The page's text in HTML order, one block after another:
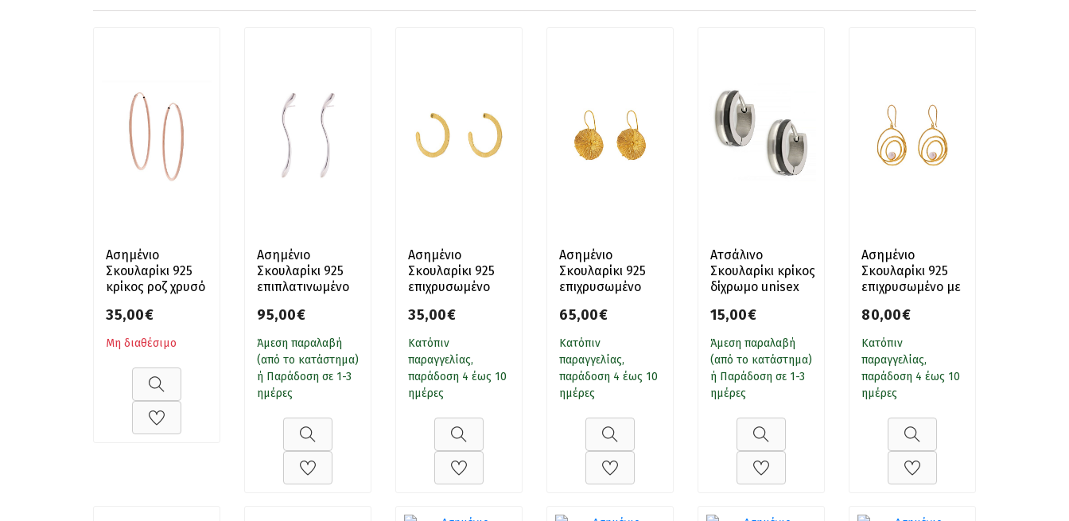
Ασημένιο
Σκουλαρίκι 925
κρίκος ροζ χρυσό
35,00€
Μη διαθέσιμο
Ασημένιο
Σκουλαρίκι 925
επιπλατινωμένο
σταγόνες
95,00€
Άμεση παραλαβή
(από το κατάστημα)
ή Παράδοση σε 1-3
ημέρες
Ασημένιο
Σκουλαρίκι 925
επιχρυσωμένο
35,00€
Κατόπιν
παραγγελίας,
παράδοση 4 έως 10
ημέρες
Ασημένιο
Σκουλαρίκι 925
επιχρυσωμένο
κρεμαστό βυθός
65,00€
Κατόπιν
παραγγελίας,
παράδοση 4 έως 10
ημέρες
Ατσάλινο
Σκουλαρίκι κρίκος
δίχρωμο unisex
15,00€
Άμεση παραλαβή
(από το κατάστημα)
ή Παράδοση σε 1-3
ημέρες
Ασημένιο
Σκουλαρίκι 925
επιχρυσωμένο με
μαργαριτάρι
80,00€
Κατόπιν
παραγγελίας,
παράδοση 4 έως 10
ημέρες